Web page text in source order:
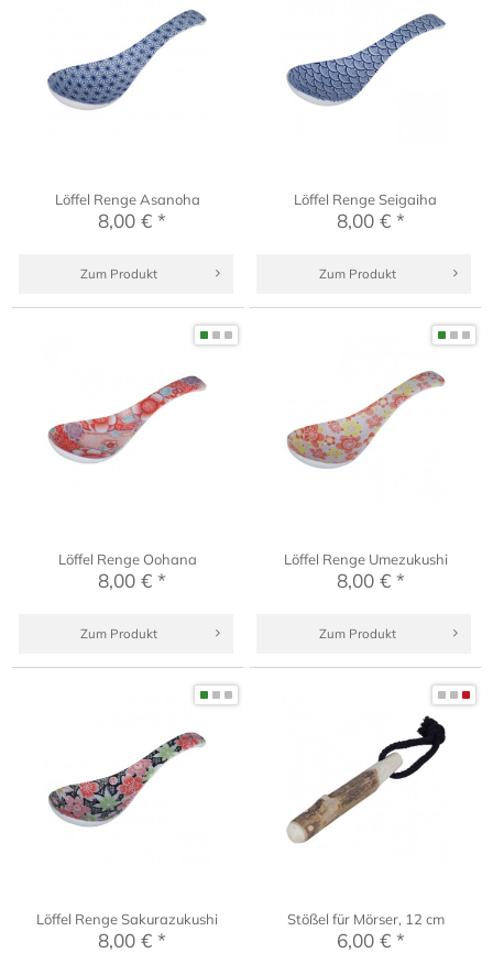
Löffel Renge Asanoha
8,00 € *
Zum Produkt
Löffel Renge Seigaiha
8,00 € *
Zum Produkt
Löffel Renge Oohana
8,00 € *
Zum Produkt
Löffel Renge Umezukushi
8,00 € *
Zum Produkt
Löffel Renge Sakurazukushi
8,00 € *
Stößel für Mörser, 12 cm
6,00 € *